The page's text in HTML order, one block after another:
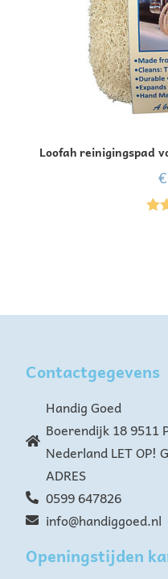
Loofah reinigingspad
€
Contactgegevens
Handig Goed
Boerendijk 18 9511
Nederland LET OP!
ADRES
0599 647826
info@handiggoed.nl
Openingstijden